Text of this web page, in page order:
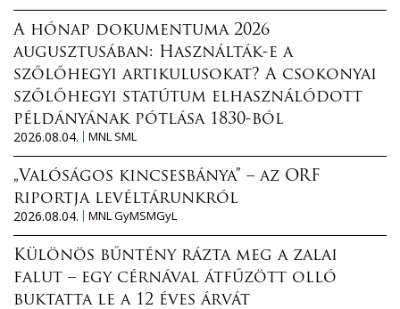
A hónap dokumentuma 2026
augusztusában: Használták-e a
szőlőhegyi artikulusokat? A csokonyai
szőlőhegyi statútum elhasználódott
példányának pótlása 1830-ból
2026.08.04.
MNL SML
„Valóságos kincsesbánya” – az ORF
riportja levéltárunkról
2026.08.04.
MNL GyMSMGyL
Különös bűntény rázta meg a zalai
falut – egy cérnával átfűzött olló
buktatta le a 12 éves árvát